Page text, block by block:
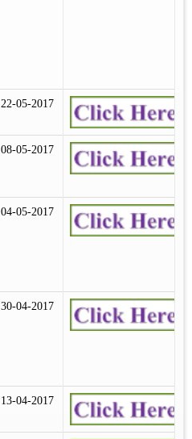
22-05-2017
08-05-2017
04-05-2017
30-04-2017
13-04-2017